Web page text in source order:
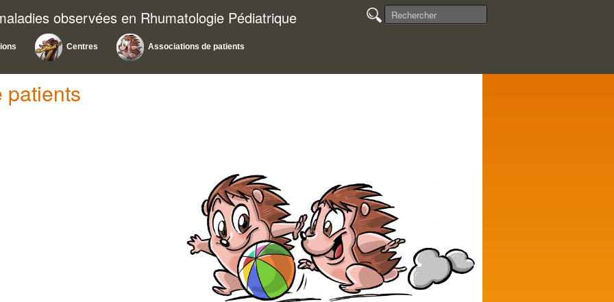
observées en Rhumatologie Pédiatrique
Centres Associations de patients
patients